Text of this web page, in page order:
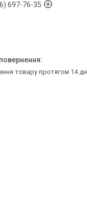
697-76-35
товару протягом 14